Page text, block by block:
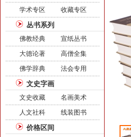
学术专区
收藏专区
丛书系列
佛教经典
宣纸丛书
大德论著
高僧全集
佛学辞典
法会专用
文史字画
文史收藏
名画美术
人文社科
线装图书
价格区间